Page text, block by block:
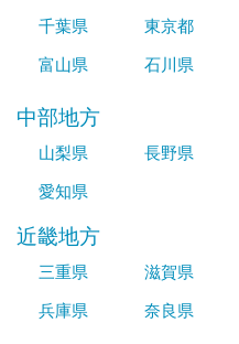
千葉県
東京都
富山県
石川県
中部地方
山梨県 長野県
愛知県
近畿地方
三重県 滋賀県
兵庫県
奈良県